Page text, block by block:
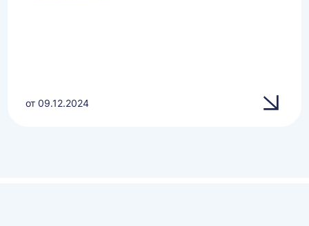
от 09.12.2024